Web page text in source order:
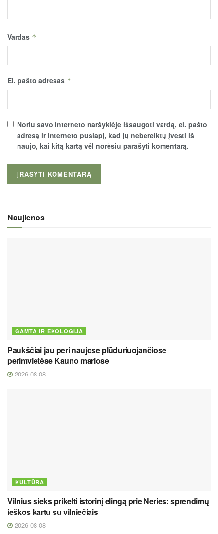
Vardas *
El. pašto adresas *
Noriu savo interneto naršyklėje išsaugoti vardą, el. pašto
adresą ir interneto puslapį, kad jų nebereiktų įvesti iš
naujo, kai kitą kartą vėl norėsiu parašyti komentarą.
Naujienos
GAMTA IR EKOLOGIJA
Paukščiai jau peri naujose plūduriuojančiose
perimvietėse Kauno mariose
2026 08 08
KULTŪRA
Vilnius sieks prikelti istorinį elingą prie Neries: sprendimų
ieškos kartu su vilniečiais
2026 08 08